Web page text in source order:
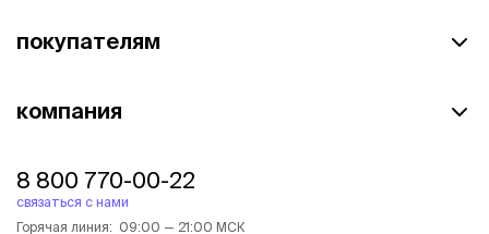
покупателям
компания
8 800 770-00-22
связаться с нами
Горячая линия: 09:00 — 21:00 МСК